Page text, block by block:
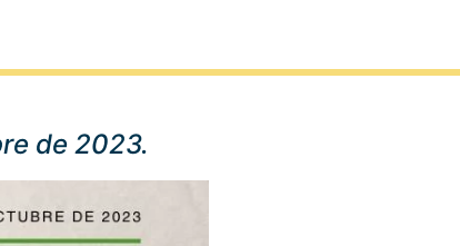
de 2023.